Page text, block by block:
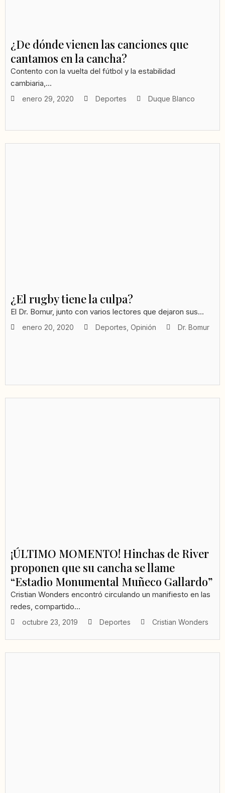
¿De dónde vienen las canciones que
cantamos en la cancha?
Contento con la vuelta del fútbol y la estabilidad
cambiaria,...
enero 29, 2020 Deportes Duque Blanco
¿El rugby tiene la culpa?
El Dr. Bomur, junto con varios lectores que dejaron sus...
enero 20, 2020 Deportes Opinión Dr. Bomur
¡ÚLTIMO MOMENTO! Hinchas de River
proponen que su cancha se llame
“Estadio Monumental Muñeco Gallardo”
Cristian Wonders encontró circulando un manifiesto en las
redes, compartido...
octubre 23, 2019 Deportes Cristian Wonders